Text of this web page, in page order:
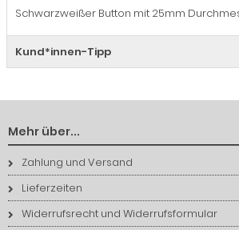
Schwarzweißer Button mit 25mm
Kund*innen-Tipp
Mehr über...
Zahlung und Versand
Lieferzeiten
Widerrufsrecht und Widerrufsformular